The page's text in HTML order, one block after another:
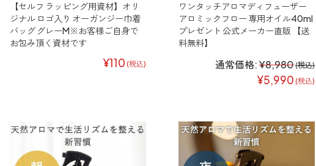
【セルフ ラッピング用資材】オリ
ジナル ロゴ入り オーガンジー巾着
バッグ グレーM※お客様ご自身で
お包み頂く資材です
¥110 (税込)
ワンタッチアロマディフューザー
アロミックフロー 専用オイル40ml
プレゼント 公式メーカー直販 【送
料無料】
通常価格:¥8,980(税込)
¥5,990 (税込)